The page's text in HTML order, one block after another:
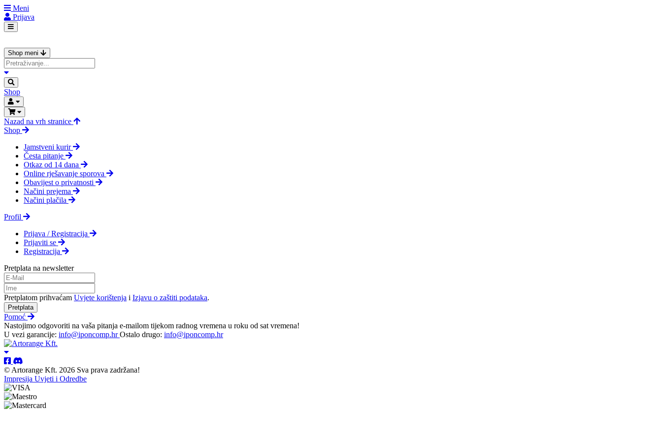
Meni
Prijava
Shop meni
Shop
Nazad na vrh stranice
Shop
Jamstveni kurir
Česta pitanje
Otkaz od 14 dana
Online rješavanje sporova
Obavijest o privatnosti
Načini prejema
Načini plačila
Profil
Prijava / Registracija
Prijaviti se
Registracija
Pretplata na newsletter
Pretplatom prihvaćam Uvjete korištenja i Izjavu o zaštiti podataka.
Pretplata
Pomoć
Nastojimo odgovoriti na vaša pitanja e-mailom tijekom radnog vremena u roku od sat vremena!
U vezi garancije: info@iponcomp.hrOstalo drugo: info@iponcomp.hr
© Artorange Kft. 2026 Sva prava zadržana!
Impresija Uvjeti i Odredbe